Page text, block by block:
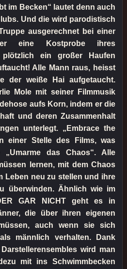
im Becken“ lautet denn auch
Und die wird parodistisch
ausgerechnet bei einer
eine Kostprobe ihres
ein großer Haufen
Alle Mann raus, heisst
der weiße Hai aufgetaucht.
Mole mit seiner Filmmusik
aufs Korn, indem er die
und deren Zusammenhalt
unterlegt. „Embrace the
einer Stelle des Films, was
das Chaos“. Alle
lernen, mit dem Chaos
Leben neu zu stellen und ihre
überwinden. Ähnlich wie im
GAR NICHT geht es in
die über ihren eigenen
auch wenn sie sich
männlich verhalten. Dank
wird man
mit ins Schwimmbecken